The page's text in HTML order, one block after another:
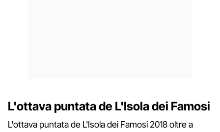
L'ottava puntata de L'Isola dei Famosi
L'ottava puntata de L'Isola dei Famosi 2018 oltre a